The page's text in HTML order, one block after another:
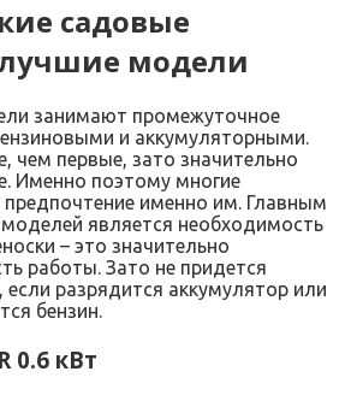
садовые
модели
занимают промежуточное
и аккумуляторными.
чем первые, зато значительно
Именно поэтому многие
именно им. Главным
является необходимость
– это значительно
работы. Зато не придется
разрядится аккумулятор или
бензин.
0.6 кВт